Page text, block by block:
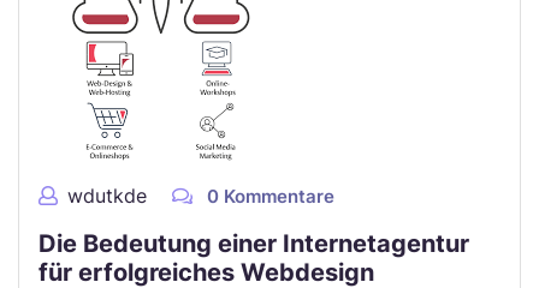
wdutkde 0 Kommentare
Die Bedeutung einer Internetagentur
für erfolgreiches Webdesign